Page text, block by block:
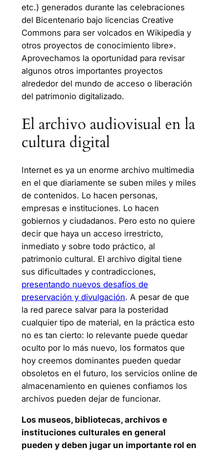
etc.) generados durante las celebraciones
del Bicentenario bajo licencias Creative
Commons para ser volcados en Wikipedia y
otros proyectos de conocimiento libre».
Aprovechamos la oportunidad para revisar
algunos otros importantes proyectos
alrededor del mundo de acceso o liberación
del patrimonio digitalizado.
El archivo audiovisual en la
cultura digital
Internet es ya un enorme archivo multimedia
en el que diariamente se suben miles y miles
de contenidos. Lo hacen personas,
empresas e instituciones. Lo hacen
gobiernos y ciudadanos. Pero esto no quiere
decir que haya un acceso irrestricto,
inmediato y sobre todo práctico, al
patrimonio cultural. El archivo digital tiene
sus dificultades y contradicciones,
presentando nuevos desafíos de
preservación y divulgación. A pesar de que
la red parece salvar para la posteridad
cualquier tipo de material, en la práctica esto
no es tan cierto: lo relevante puede quedar
oculto por lo más nuevo, los formatos que
hoy creemos dominantes pueden quedar
obsoletos en el futuro, los servicios online de
almacenamiento en quienes confiamos los
archivos pueden dejar de funcionar.
Los museos, bibliotecas, archivos e
instituciones culturales en general
pueden y deben jugar un importante rol en